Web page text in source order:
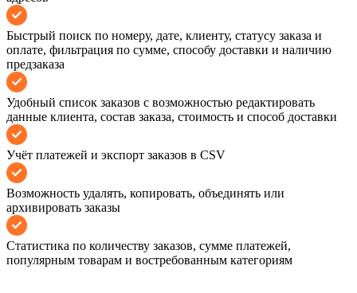
Быстрый поиск по номеру, дате, клиенту, статусу заказа и
оплате, фильтрация по сумме, способу доставки и наличию
предзаказа
Удобный список заказов с возможностью редактировать
данные клиента, состав заказа, стоимость и способ доставки
Учёт платежей и экспорт заказов в CSV
Возможность удалять, копировать, объединять или
архивировать заказы
Статистика по количеству заказов, сумме платежей,
популярным товарам и востребованным категориям